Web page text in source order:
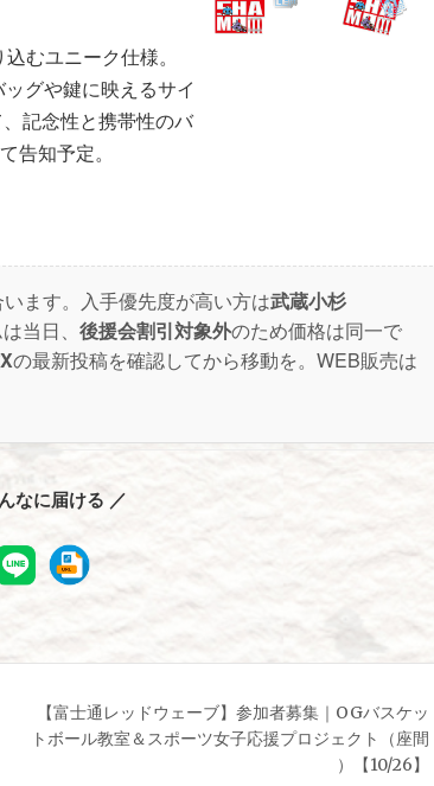
むユニーク仕様。
グや鍵に映えるサイ
記念性と携帯性のバ
告知予定。
ます。入手優先度が高い方は武蔵小杉
当日、 後援会割引対象外のため価格は同一で
の最新投稿を確認してから移動を。WEB販売は
なに届ける ／
【富士通レッドウェーブ】参加者募集｜OGバスケッ
トボール教室＆スポーツ女子応援プロジェクト（座間
）【10/26】